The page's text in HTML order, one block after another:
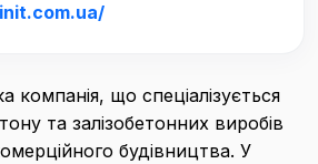
компанія, що спеціалізується
та залізобетонних виробів
будівництва. У